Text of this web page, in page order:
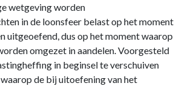
wetgeving worden
in de loonsfeer belast op het moment
uitgeoefend, dus op het moment waarop
omgezet in aandelen. Voorgesteld
in beginsel te verschuiven
de bij uitoefening van het